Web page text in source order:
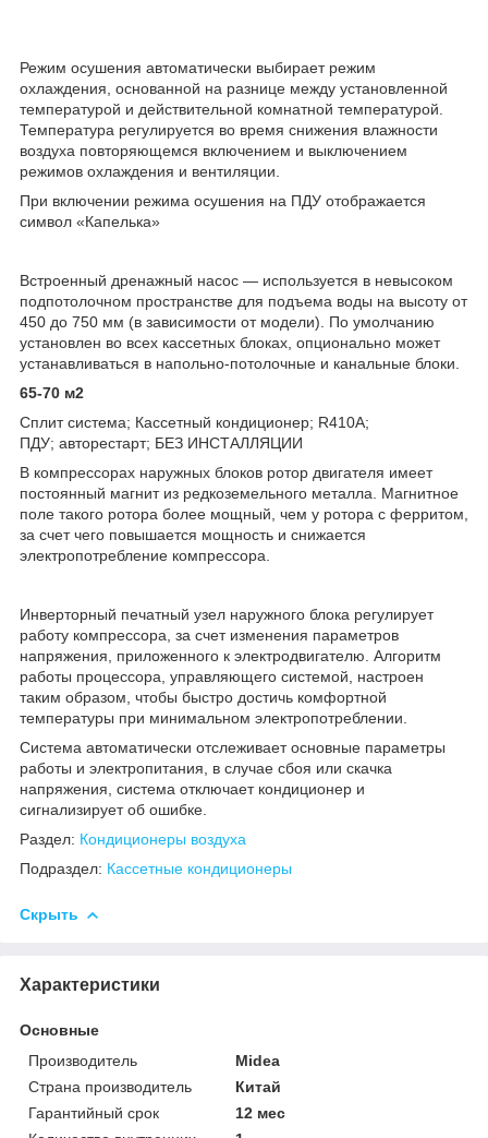
Режим осушения автоматически выбирает режим
охлаждения, основанной на разнице между установленной
температурой и действительной комнатной температурой.
Температура регулируется во время снижения влажности
воздуха повторяющемся включением и выключением
режимов охлаждения и вентиляции.
При включении режима осушения на ПДУ отображается
символ «Капелька»
Встроенный дренажный насос — используется в невысоком
подпотолочном пространстве для подъема воды на высоту от
450 до 750 мм (в зависимости от модели). По умолчанию
установлен во всех кассетных блоках, опционально может
устанавливаться в напольно-потолочные и канальные блоки.
65-70 м2
Сплит система; Кассетный кондиционер; R410А;
ПДУ; авторестарт; БЕЗ ИНСТАЛЛЯЦИИ
В компрессорах наружных блоков ротор двигателя имеет
постоянный магнит из редкоземельного металла. Магнитное
поле такого ротора более мощный, чем у ротора с ферритом,
за счет чего повышается мощность и снижается
электропотребление компрессора.
Инверторный печатный узел наружного блока регулирует
работу компрессора, за счет изменения параметров
напряжения, приложенного к электродвигателю. Алгоритм
работы процессора, управляющего системой, настроен
таким образом, чтобы быстро достичь комфортной
температуры при минимальном электропотреблении.
Система автоматически отслеживает основные параметры
работы и электропитания, в случае сбоя или скачка
напряжения, система отключает кондиционер и
сигнализирует об ошибке.
Раздел: Кондиционеры воздуха
Подраздел: Кассетные кондиционеры
Скрыть
Характеристики
Основные
Производитель
Midea
Страна производитель
Китай
Гарантийный срок
12 мес